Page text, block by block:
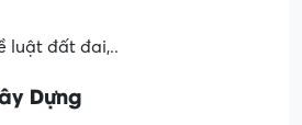
luật đất đai,..
Dựng